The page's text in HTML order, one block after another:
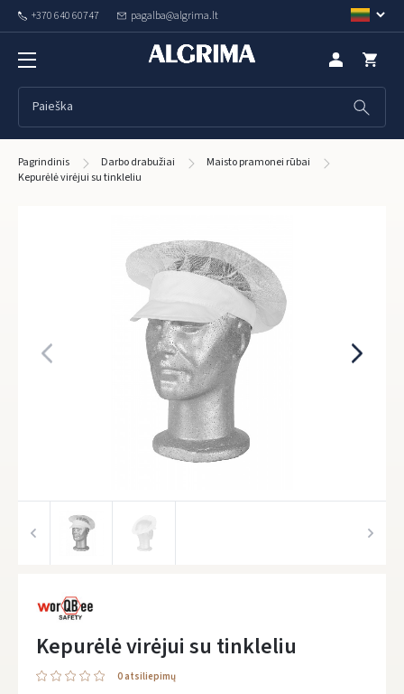
+370 640 60747 pagalba@algrima.lt
Pagrindinis Darbo drabužiai
Maisto pramonei rūbai
Kepurėlė virėjui su tinkleliu
Kepurėlė virėjui su tinkleliu
0 atsiliepimų